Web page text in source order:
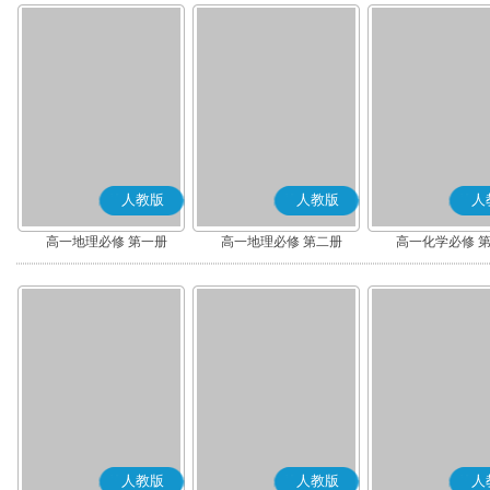
人教版
高一地理必修 第一册
人教版
高一地理必修 第二册
人
高一化学必修
人教版 人教版 人